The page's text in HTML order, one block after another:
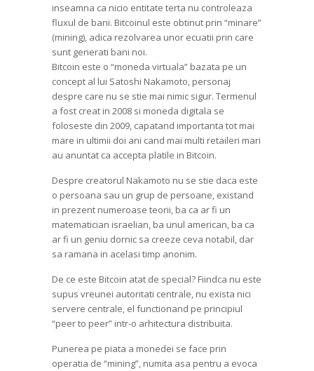
inseamna ca nicio entitate terta nu controleaza
fluxul de bani. Bitcoinul este obtinut prin “minare”
(mining), adica rezolvarea unor ecuatii prin care
sunt generati bani noi.
Bitcoin este o “moneda virtuala” bazata pe un
concept al lui Satoshi Nakamoto, personaj
despre care nu se stie mai nimic sigur. Termenul
a fost creat in 2008 si moneda digitala se
foloseste din 2009, capatand importanta tot mai
mare in ultimii doi ani cand mai multi retaileri mari
au anuntat ca accepta platile in Bitcoin.
Despre creatorul Nakamoto nu se stie daca este
o persoana sau un grup de persoane, existand
in prezent numeroase teorii, ba ca ar fi un
matematician israelian, ba unul american, ba ca
ar fi un geniu dornic sa creeze ceva notabil, dar
sa ramana in acelasi timp anonim.
De ce este Bitcoin atat de special? Fiindca nu este
supus vreunei autoritati centrale, nu exista nici
servere centrale, el functionand pe principiul
“peer to peer” intr-o arhitectura distribuita.
Punerea pe piata a monedei se face prin
operatia de “mining”, numita asa pentru a evoca